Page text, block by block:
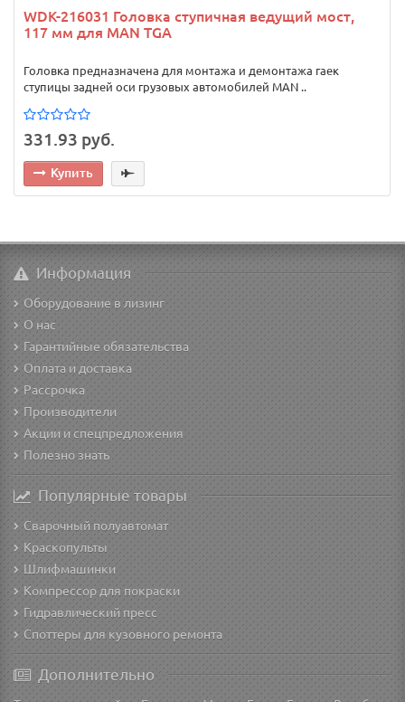
WDK-216031 Головка ступичная ведущий мост,
117 мм для MAN TGA
Головка предназначена для монтажа и демонтажа гаек
ступицы задней оси грузовых автомобилей MAN ..
331.93 руб.
Купить
Информация
Оборудование в лизинг
О нас
Гарантийные обязательства
Оплата и доставка
Рассрочка
Производители
Акции и спецпредложения
Полезно знать
Популярные товары
Сварочный полуавтомат
Краскопульты
Шлифмашинки
Компрессор для покраски
Гидравлический пресс
Споттеры для кузовного ремонта
Дополнительно